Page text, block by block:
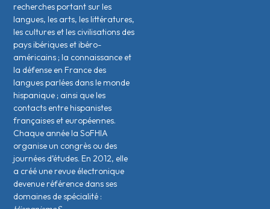
recherches portant sur les
langues, les arts, les littératures,
les cultures et les civilisations des
pays ibériques et ibéro-
américains ; la connaissance et
la défense en France des
langues parlées dans le monde
hispanique ; ainsi que les
contacts entre hispanistes
français·es et européen·nes.
Chaque année la SoFHIA
organise un congrès ou des
journées d’études. En 2012, elle
a créé une revue électronique
devenue référence dans ses
domaines de spécialité :